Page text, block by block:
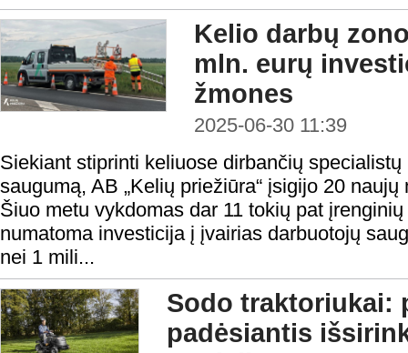
Kelio darbų
mln. eurų
žmones
2025-06-30 11:39
Siekiant stiprinti keliuose dirbančių
saugumą, AB „Kelių priežiūra“ įsigijo 20
Šiuo metu vykdomas dar 11 tokių pat
numatoma investicija į įvairias darbuotojų
nei 1 mili...
Sodo traktoriukai:
padėsiantis